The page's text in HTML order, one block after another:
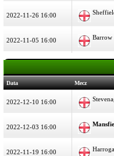
2022-11-26 16:00
2022-11-05 16:00
Data Mecz
2022-12-10 16:00
2022-12-03 16:00
2022-11-19 16:00